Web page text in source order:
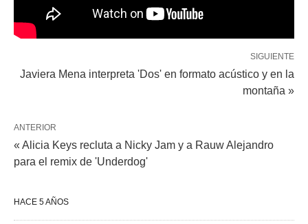
SIGUIENTE
Javiera Mena interpreta 'Dos' en formato acústico y en la
montaña »
ANTERIOR
« Alicia Keys recluta a Nicky Jam y a Rauw Alejandro
para el remix de 'Underdog'
HACE 5 AÑOS